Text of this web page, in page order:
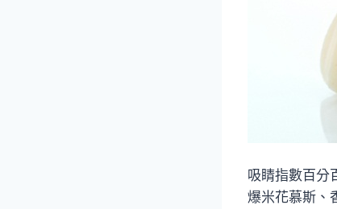
吸睛指數百分
爆米花慕斯、